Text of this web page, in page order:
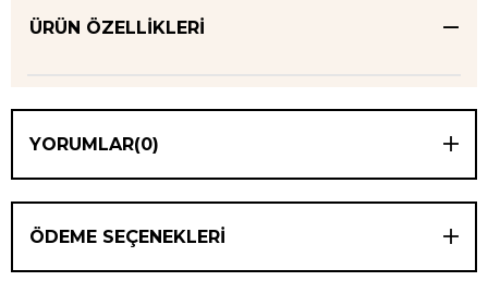
ÜRÜN ÖZELLIKLERI
YORUMLAR(0)
ÖDEME SEÇENEKLERI